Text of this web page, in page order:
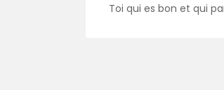
Toi qui es bon et qui